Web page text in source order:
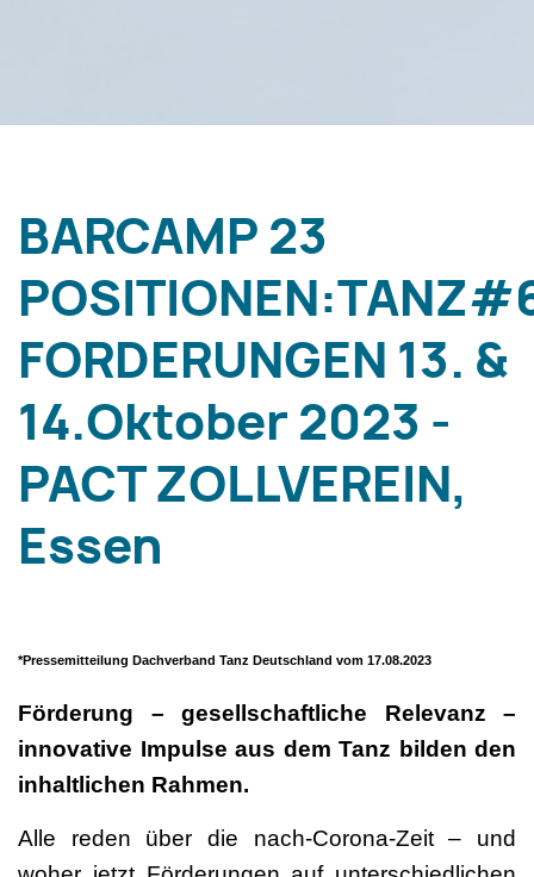
BARCAMP 23
FORDERUNGEN 13. &
14.Oktober 2023 -
PACT ZOLLVEREIN,
Essen
*Pressemitteilung Dachverband Tanz Deutschland vom 17.08.2023
Förderung – gesellschaftliche Relevanz –
innovative Impulse aus dem Tanz bilden den
inhaltlichen Rahmen.
Alle reden über die nach-Corona-Zeit – und